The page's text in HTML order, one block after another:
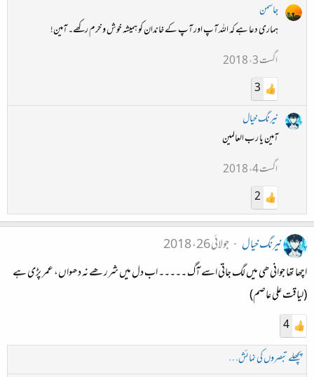
جاسمن
ہماری دعا ہے کہ اللہ آپ اور آپ کے خاندان کو ہمیشہ خوش و خرم رکھے۔ آمین!
اگست 3، 2018
3
نیرنگ خیال
آمین یا رب العالمین
اگست 4، 2018
2
نیرنگ خیال
جولائی 26، 2018
اچھا تھا جوانی ھی میں لگ جاتی اسے آگ ۔۔۔۔۔ اب دل میں شرر ھے نہ دھواں، عمر پڑی ہے
(لیاقت علی عاصم)
4
پچھلے تبصروں کی نمائش…